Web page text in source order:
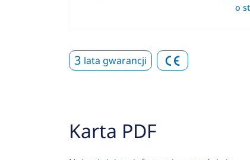
o
3 lata gwarancji
Karta PDF